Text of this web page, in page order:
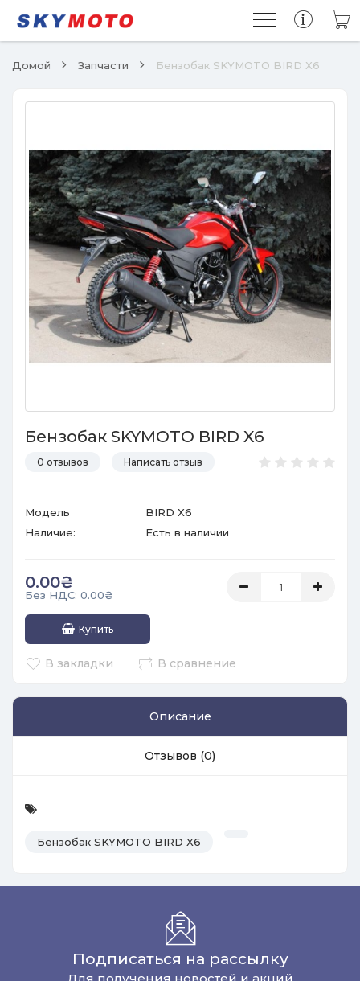
Домой Запчасти Бензобак SKYMOTO BIRD X6
Бензобак SKYMOTO BIRD X6
0 отзывов Написать отзыв
Модель
BIRD X6
Наличие:
Есть в наличии
0.00₴
Без НДС: 0.00₴
Купить
В закладки В сравнение
Описание
Отзывов (0)
Бензобак SKYMOTO BIRD X6
Подписаться на рассылку